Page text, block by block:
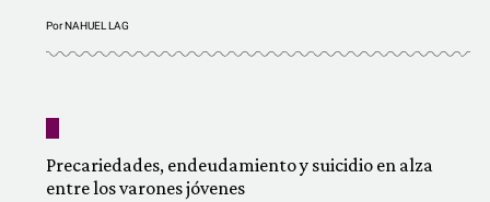
PorNAHUEL LAG
Precariedades, endeudamiento y suicidio en alza
entre los varones jóvenes